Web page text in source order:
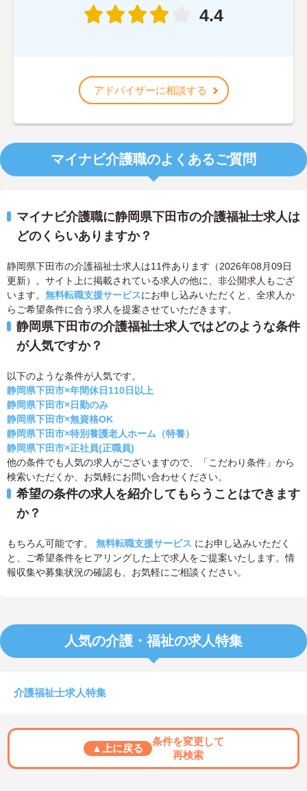
4.4
アドバイザーに相談する
マイナビ介護職のよくあるご質問
マイナビ介護職に静岡県下田市の介護福祉士求人は
どのくらいありますか？
静岡県下田市の介護福祉士求人は11件あります（2026年08月09日
更新）。サイト上に掲載されている求人の他に、非公開求人もござ
います。 無料転職支援サービスにお申し込みいただくと、全求人か
らご希望条件に合う求人を提案させていただきます。
静岡県下田市の介護福祉士求人ではどのような条件
が人気ですか？
以下のような条件が人気です。
静岡県下田市×年間休日110日以上
静岡県下田市×日勤のみ
静岡県下田市×無資格OK
静岡県下田市×特別養護老人ホーム（特養）
静岡県下田市×正社員(正職員)
他の条件でも人気の求人がございますので、「こだわり条件」から
検索いただくか、お気軽にお問い合わせください。
希望の条件の求人を紹介してもらうことはできます
か？
もちろん可能です。 無料転職支援サービス にお申し込みいただく
と、ご希望条件をヒアリングした上で求人をご提案いたします。情
報収集や募集状況の確認も、お気軽にご相談ください。
人気の介護・福祉の求人特集
介護福祉士求人特集
▲上に戻る
条件を変更して
再検索